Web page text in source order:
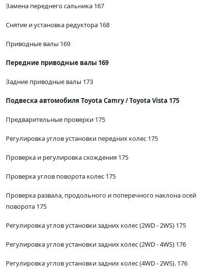
Замена переднего сальника 167
Снятие и установка редуктора 168
Приводные валы 169
Передние приводные валы 169
Задние приводные валы 173
Подвеска автомобиля Toyota Camry / Toyota Vista 175
Предварительные проверки 175
Регулировка углов установки передних колес 175
Проверка и регулировка схождения 175
Проверка углов поворота колес 175
Проверка развала, продольного и поперечного наклона осей
поворота 175
Регулировка углов установки задних колес (2WD - 2WS) 175
Регулировка углов установки задних колес (2WD - 4WS) 176
Регулировка углов установки задних колес (4WD - 2WS). 176